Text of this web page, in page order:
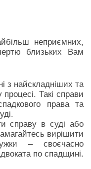
неприємних,
близьких Вам
з найскладніших та
Такі справи
права та
справу в суді або
вирішити
– своєчасно
по спадщині.